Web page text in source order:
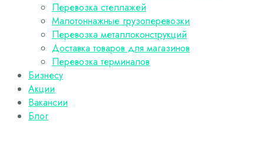
Перевозка стеллажей
Малотоннажные грузоперевозки
Перевозка металлоконструкций
Доставка товаров для магазинов
Перевозка терминалов
Бизнесу
Акции
Вакансии
Блог